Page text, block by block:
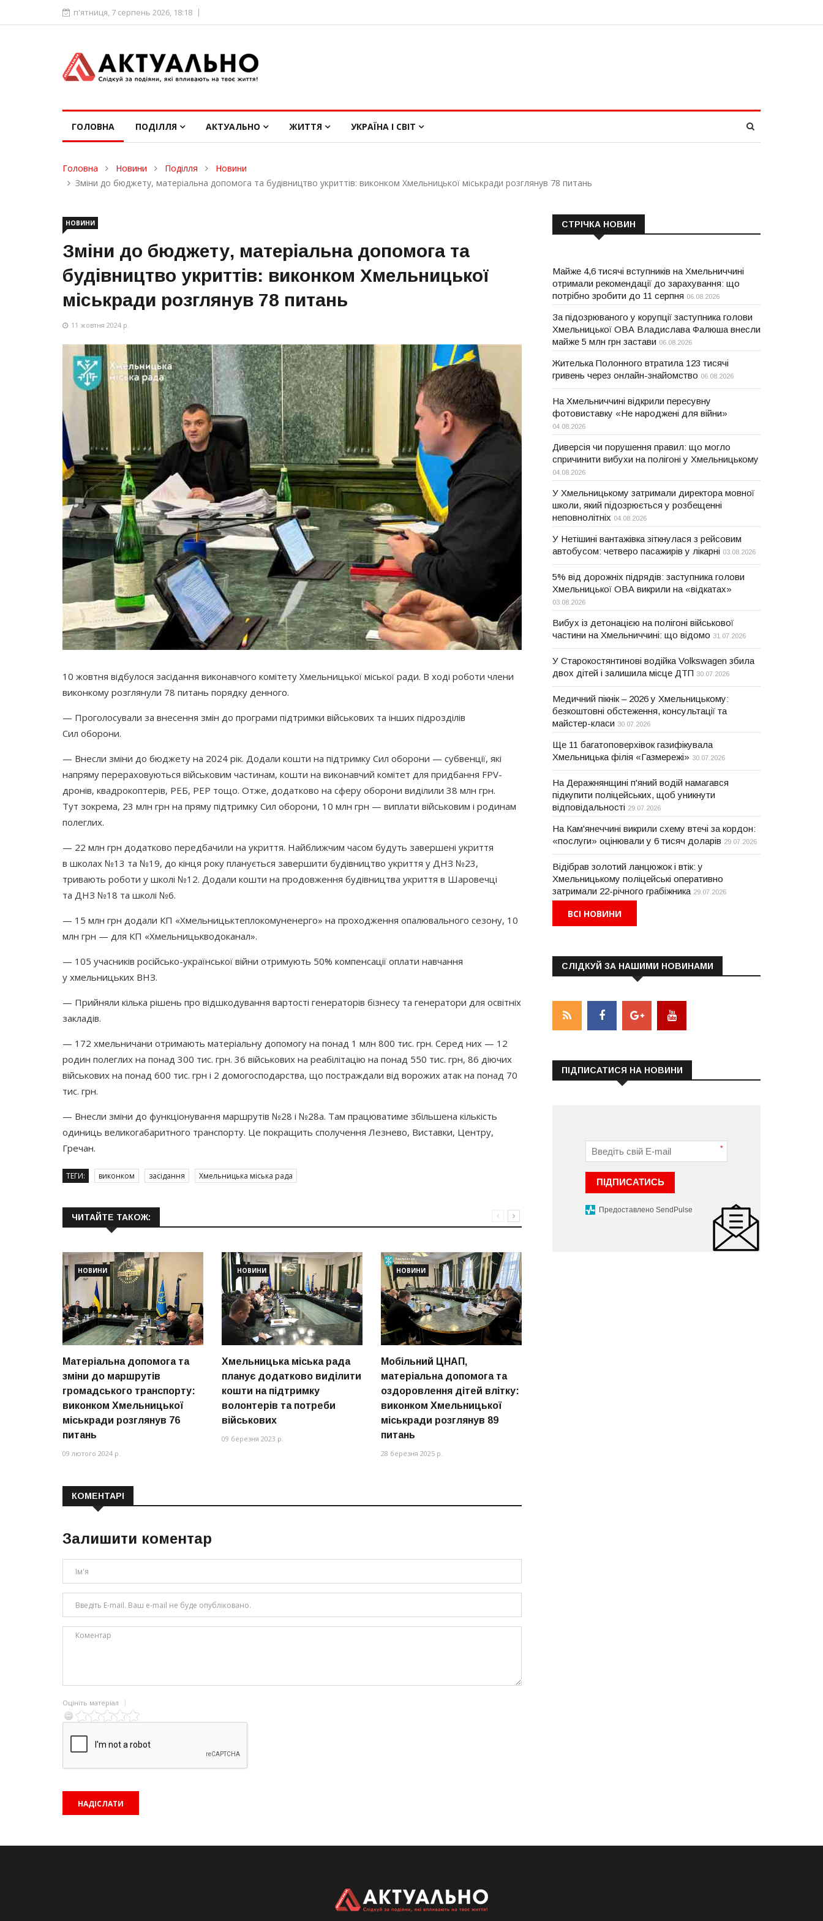
п'ятниця, 7 серпень 2026, 18:18
ГОЛОВНА ПОДІЛЛЯ АКТУАЛЬНО ЖИТТЯ УКРАЇНА І СВІТ
Головна Новини Поділля
Новини
Зміни до бюджету, матеріальна допомога та будівництво укриттів: виконком Хмельницької міськради розглянув 78 питань
НОВИНИ
Зміни до бюджету, матеріальна допомога та
будівництво укриттів: виконком Хмельницької
міськради розглянув 78 питань
11 жовтня 2024 р.
10 жовтня відбулося засідання виконавчого комітету Хмельницької міської ради. В ході роботи члени
виконкому розглянули 78 питань порядку денного.
— Проголосували за внесення змін до програми підтримки військових та інших підрозділів
Сил оборони.
— Внесли зміни до бюджету на 2024 рік. Додали кошти на підтримку Сил оборони — субвенції, які
напряму перераховуються військовим частинам, кошти на виконавчий комітет для придбання FPV-
дронів, квадрокоптерів, РЕБ, РЕР тощо. Отже, додатково на сферу оборони виділили 38 млн грн.
Тут зокрема, 23 млн грн на пряму підтримку Сил оборони, 10 млн грн — виплати військовим і родинам
полеглих.
— 22 млн грн додатково передбачили на укриття. Найближчим часом будуть завершені укриття
в школах №13 та №19, до кінця року планується завершити будівництво укриття у ДНЗ №23,
тривають роботи у школі №12. Додали кошти на продовження будівництва укриття в Шаровечці
та ДНЗ №18 та школі №6.
— 15 млн грн додали КП «Хмельницьктеплокомуненерго» на проходження опалювального сезону, 10
млн грн — для КП «Хмельницькводоканал».
— 105 учасників російсько-української війни отримують 50% компенсації оплати навчання
у хмельницьких ВНЗ.
— Прийняли кілька рішень про відшкодування вартості генераторів бізнесу та генератори для освітніх
закладів.
— 172 хмельничани отримають матеріальну допомогу на понад 1 млн 800 тис. грн. Серед них — 12
родин полеглих на понад 300 тис. грн. 36 військових на реабілітацію на понад 550 тис. грн, 86 діючих
військових на понад 600 тис. грн і 2 домогосподарства, що постраждали від ворожих атак на понад 70
тис. грн.
— Внесли зміни до функціонування маршрутів №28 і №28а. Там працюватиме збільшена кількість
одиниць великогабаритного транспорту. Це покращить сполучення Лезнево, Виставки, Центру,
Гречан.
ТЕГИ: виконком засідання Хмельницька міська рада
ЧИТАЙТЕ ТАКОЖ:
НОВИНИ
Матеріальна допомога та
зміни до маршрутів
громадського транспорту:
виконком Хмельницької
міськради розглянув 76
питань
09 лютого 2024 р.
НОВИНИ
Хмельницька міська рада
планує додатково виділити
кошти на підтримку
волонтерів та потреби
військових
09 березня 2023 р.
НОВИНИ
Мобільний ЦНАП,
матеріальна допомога та
оздоровлення дітей влітку:
виконком Хмельницької
міськради розглянув 89
питань
28 березня 2025 р.
КОМЕНТАРІ
Залишити коментар
Оцініть матеріал
СТРІЧКА НОВИН
Майже 4,6 тисячі вступників на Хмельниччині
отримали рекомендації до зарахування: що
потрібно зробити до 11 серпня 06.08.2026
За підозрюваного у корупції заступника голови
Хмельницької ОВА Владислава Фалюша внесли
майже 5 млн грн застави 06.08.2026
Жителька Полонного втратила 123 тисячі
гривень через онлайн-знайомство 06.08.2026
На Хмельниччині відкрили пересувну
фотовиставку «Не народжені для війни»
04.08.2026
Диверсія чи порушення правил: що могло
спричинити вибухи на полігоні у Хмельницькому
04.08.2026
У Хмельницькому затримали директора мовної
школи, який підозрюється у розбещенні
неповнолітніх 04.08.2026
У Нетішині вантажівка зіткнулася з рейсовим
автобусом: четверо пасажирів у лікарні 03.08.2026
5% від дорожніх підрядів: заступника голови
Хмельницької ОВА викрили на «відкатах»
03.08.2026
Вибух із детонацією на полігоні військової
частини на Хмельниччині: що відомо 31.07.2026
У Старокостянтинові водійка Volkswagen збила
двох дітей і залишила місце ДТП 30.07.2026
Медичний пікнік – 2026 у Хмельницькому:
безкоштовні обстеження, консультації та
майстер-класи 30.07.2026
Ще 11 багатоповерхівок газифікувала
Хмельницька філія «Газмережі» 30.07.2026
На Деражнянщині п'яний водій намагався
підкупити поліцейських, щоб уникнути
відповідальності 29.07.2026
На Кам'янеччині викрили схему втечі за кордон:
«послуги» оцінювали у 6 тисяч доларів 29.07.2026
Відібрав золотий ланцюжок і втік: у
Хмельницькому поліцейські оперативно
затримали 22-річного грабіжника 29.07.2026
ВСІ НОВИНИ
СЛІДКУЙ ЗА НАШИМИ НОВИНАМИ
ПІДПИСАТИСЯ НА НОВИНИ
*
ПІДПИСАТИСЬ
Предоставлено SendPulse